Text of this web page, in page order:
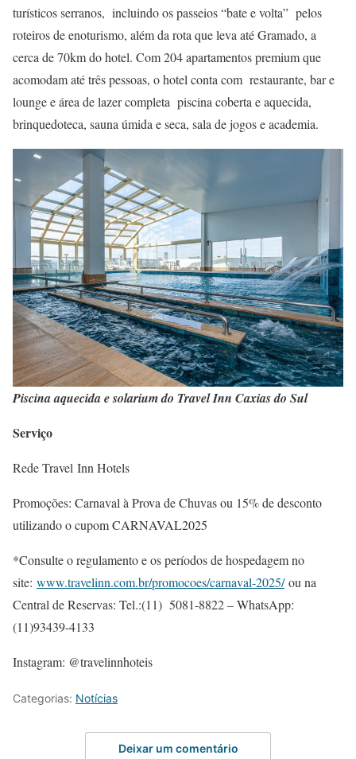
turísticos serranos, incluindo os passeios “bate e volta” pelos
roteiros de enoturismo, além da rota que leva até Gramado, a
cerca de 70km do hotel. Com 204 apartamentos premium que
acomodam até três pessoas, o hotel conta com restaurante, bar e
lounge e área de lazer completa piscina coberta e aquecida,
brinquedoteca, sauna úmida e seca, sala de jogos e academia.
Piscina aquecida e solarium do Travel Inn Caxias do Sul
Serviço
Rede Travel Inn Hotels
Promoções: Carnaval à Prova de Chuvas ou 15% de desconto
utilizando o cupom CARNAVAL2025
*Consulte o regulamento e os períodos de hospedagem no
site: www.travelinn.com.br/promocoes/carnaval-2025/ou na
Central de Reservas: Tel.:(11) 5081-8822 – WhatsApp:
(11)93439-4133
Instagram: @travelinnhoteis
Categorias: Notícias
Deixar um comentário